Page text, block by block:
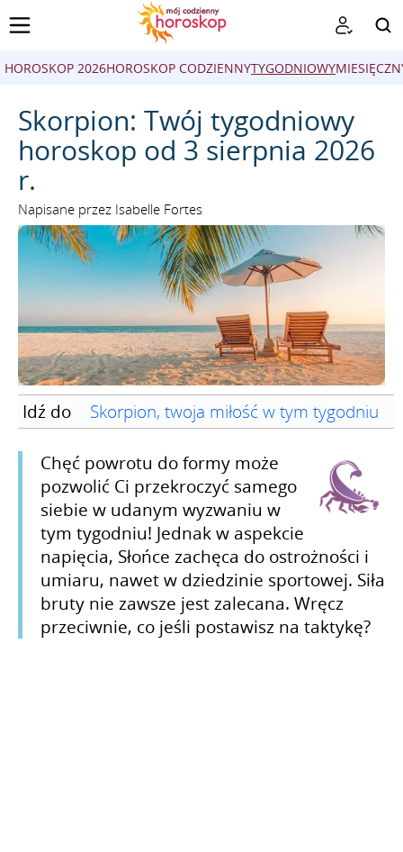
HOROSKOP 2026HOROSKOP CODZIENNYTYGODNIOWY
Skorpion: Twój tygodniowy
horoskop od 3 sierpnia 2026
r.
Napisane przez Isabelle Fortes
Idź do Skorpion, twoja miłość w tym tygodniu
Chęć powrotu do formy może
pozwolić Ci przekroczyć samego
siebie w udanym wyzwaniu w
tym tygodniu! Jednak w aspekcie
napięcia, Słońce zachęca do ostrożności i
umiaru, nawet w dziedzinie sportowej. Siła
bruty nie zawsze jest zalecana. Wręcz
przeciwnie, co jeśli postawisz na taktykę?